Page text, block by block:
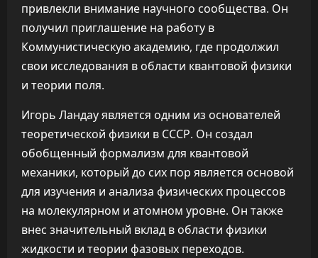
привлекли внимание научного сообщества. Он
получил приглашение на работу в
Коммунистическую академию, где продолжил
свои исследования в области квантовой физики
и теории поля.
Игорь Ландау является одним из основателей
теоретической физики в СССР. Он создал
обобщенный формализм для квантовой
механики, который до сих пор является основой
для изучения и анализа физических процессов
на молекулярном и атомном уровне. Он также
внес значительный вклад в области физики
жидкости и теории фазовых переходов.